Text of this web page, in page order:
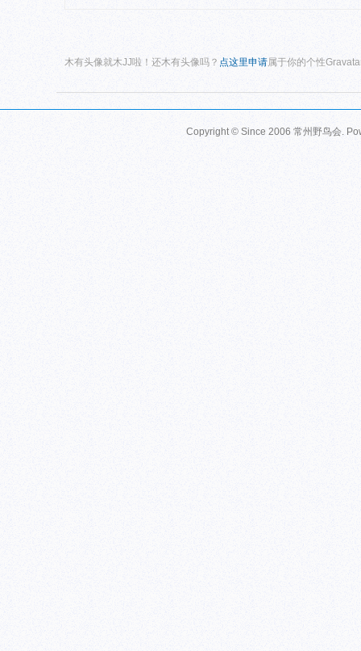
木有头像就木JJ啦！还木有头像吗？ 点这里申请 属于你的个性
Copyright © Since 2006 常州野鸟会.